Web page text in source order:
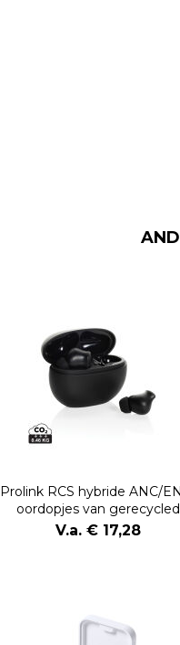
Prolink RCS hybride ANC/
oordopjes van gerecycled
plastic
V.a. € 17,28